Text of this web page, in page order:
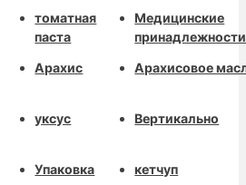
томатная
паста
Арахис
уксус
Упаковка
Медицинские
принадлежности
Арахисовое
Вертикально
кетчуп